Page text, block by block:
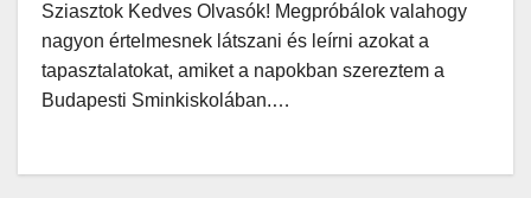
Sziasztok Kedves Olvasók! Megpróbálok valahogy
nagyon értelmesnek látszani és leírni azokat a
tapasztalatokat, amiket a napokban szereztem a
Budapesti Sminkiskolában.…